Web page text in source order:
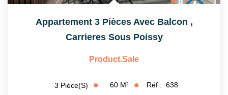
Appartement 3 Pièces Avec Balcon ,
Carrieres Sous Poissy
Product.sale
3 Pièce(s) 60 M² Réf : 638